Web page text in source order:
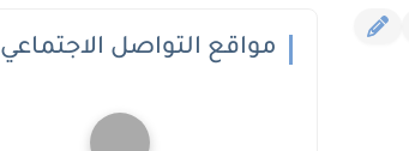
مواقع التواصل الاجتماعي